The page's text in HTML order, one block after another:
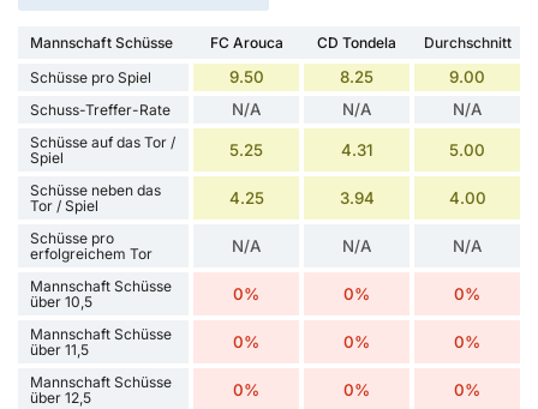
Mannschaft Schüsse FC Arouca CD Tondela
Durchschnitt
Schüsse pro Spiel
9.50 8.25 9.00
Schuss-Treffer-Rate N/A N/A N/A
Schüsse auf das Tor /
Spiel
5.25 4.31 5.00
Schüsse neben das
Tor / Spiel
4.25 3.94 4.00
Schüsse pro
erfolgreichem Tor
N/A N/A N/A
Mannschaft Schüsse
über 10,5
0% 0% 0%
Mannschaft Schüsse
über 11,5
0% 0% 0%
Mannschaft Schüsse
über 12,5
0% 0% 0%